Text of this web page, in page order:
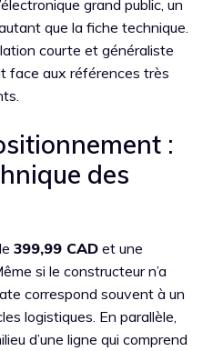
grand public, un
que la fiche technique.
courte et généraliste
face aux références très
:
des
399,99 CAD et une
si le constructeur n’a
correspond souvent à un
logistiques. En parallèle,
d’une ligne qui comprend